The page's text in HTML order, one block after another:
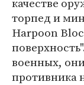
торпед и
Harpoon
военных,
противника